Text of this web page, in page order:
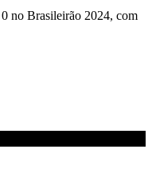
no Brasileirão 2024, com